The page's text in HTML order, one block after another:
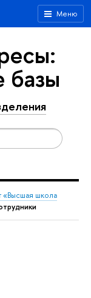
Меню
базы
«Высшая школа